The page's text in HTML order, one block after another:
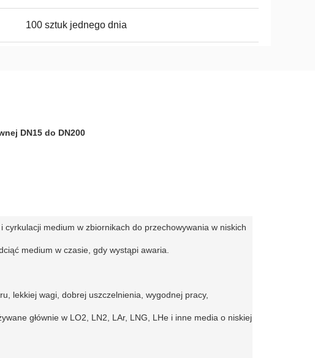
100 sztuk jednego dnia
DN15 do DN200
medium w zbiornikach do przechowywania w niskich
medium w czasie, gdy wystąpi awaria.
lekkiej wagi, dobrej uszczelnienia, wygodnej pracy,
głównie w LO2, LN2, LAr, LNG, LHe i inne media o niskiej